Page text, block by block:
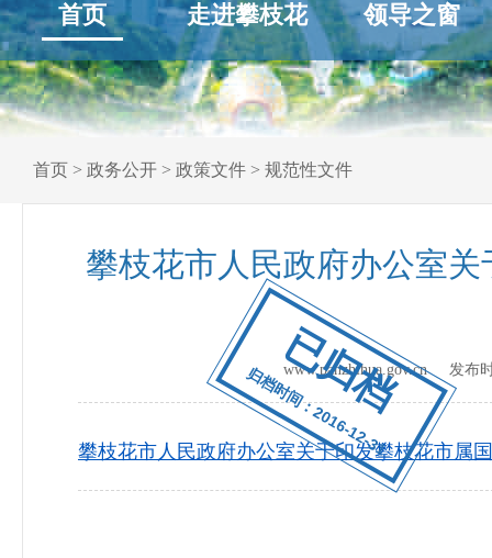
已归档
归档时间：2016-12-31
首页 走进攀枝花 领导之窗
首页 > 政务公开 > 政策文件 > 规范性文件
攀枝花市人民政府办公室
www.panzhihua.gov.cn 发布
攀枝花市人民政府办公室关于印发攀枝花市属